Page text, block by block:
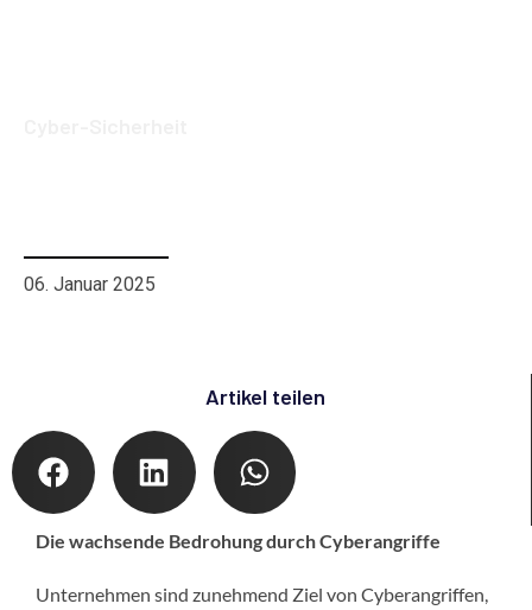
06. Januar 2025
Artikel teilen
Die wachsende Bedrohung durch Cyberangriffe
Unternehmen sind zunehmend Ziel von Cyberangriffen,